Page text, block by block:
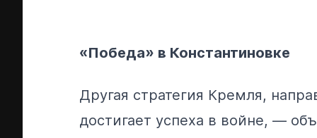
«Победа» в Константиновке
Другая стратегия Кремля,
достигает успеха в войне, —